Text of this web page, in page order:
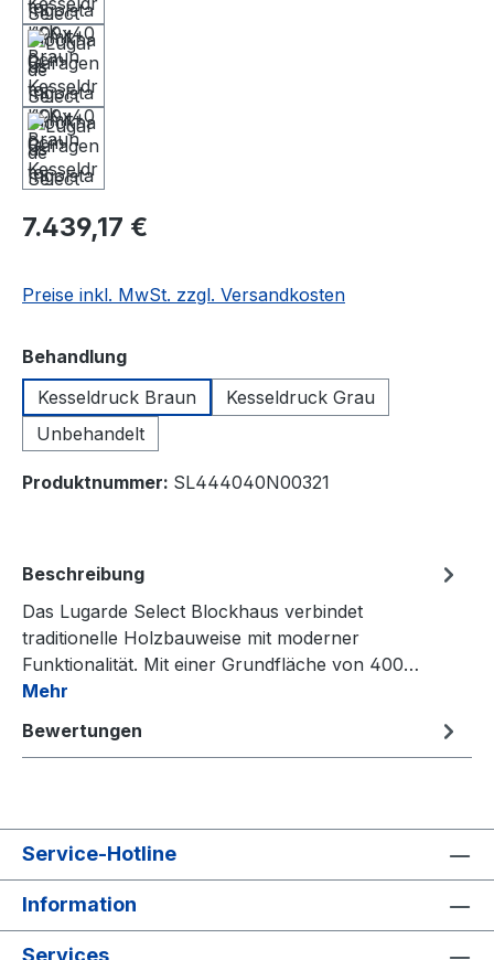
7.439,17 €
Preise inkl. MwSt. zzgl. Versandkosten
Behandlungauswählen
Kesseldruck Braun
Kesseldruck Grau
Unbehandelt
Produktnummer: SL444040N00321
Beschreibung
Das Lugarde Select Blockhaus verbindet
traditionelle Holzbauweise mit moderner
Funktionalität. Mit einer Grundfläche von 400…
Mehr
Bewertungen
Service-Hotline
Information
Services